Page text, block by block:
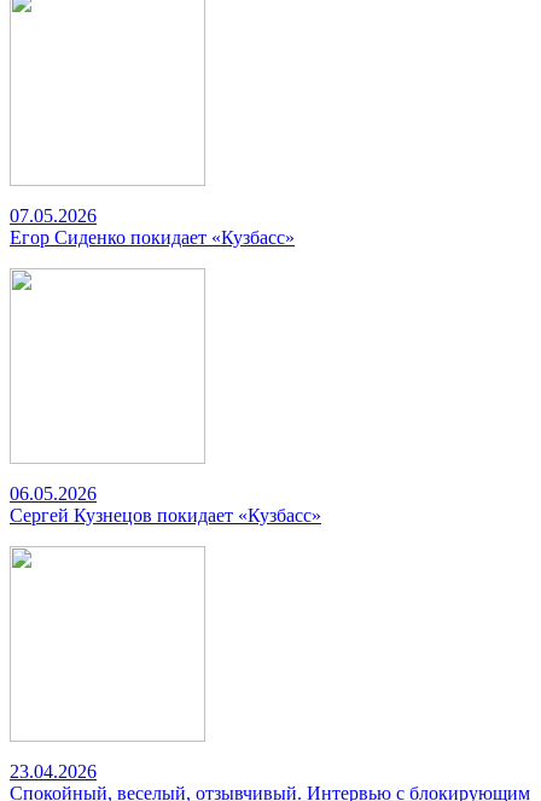
07.05.2026
Егор Сиденко покидает «Кузбасс»
06.05.2026
Сергей Кузнецов покидает «Кузбасс»
23.04.2026
Спокойный, веселый, отзывчивый. Интервью с блокирующим